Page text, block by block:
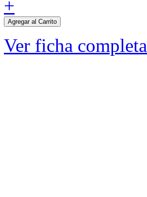
+
Agregar al Carrito
Ver ficha completa